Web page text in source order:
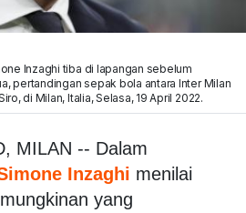
Inzaghi tiba di lapangan sebelum
pertandingan sepak bola antara Inter Milan
di Milan, Italia, Selasa, 19 April 2022.
MILAN -- Dalam
Inzaghi menilai
yang